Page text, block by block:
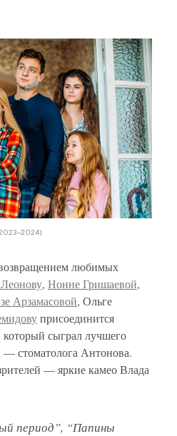
любимых
, Нонне Гришаевой,
Арзамасовой, Ольге
присоединится
который сыграл лучшего
— стоматолога Антонова.
— яркие камео Влада
период”, “Папины